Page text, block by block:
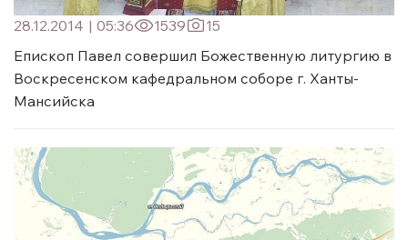
28.12.2014 | 05:36 1539
15
Епископ Павел совершил Божественную литургию в
Воскресенском кафедральном соборе г. Ханты-
Мансийска